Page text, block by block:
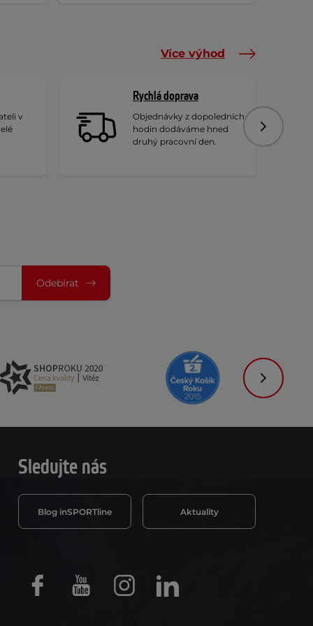
Více výhod
v
Rychlá doprava
Objednávky z dopoledních
hodin dodáváme hned
druhý pracovní den.
Odebírat
Sledujte nás
Blog inSPORTline Aktuality
FacebookYoutube InstagramLinkedIn